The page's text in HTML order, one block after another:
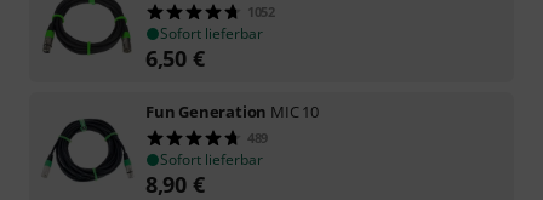
1052
Sofort lieferbar
6,50 €
Fun Generation MIC 10
489
Sofort lieferbar
8,90 €